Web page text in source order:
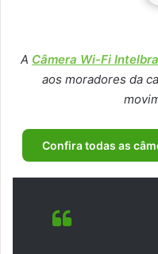
A Câmera Wi-Fi
aos moradores da
Confira todas as